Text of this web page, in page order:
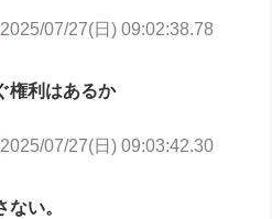
2025/07/27(日) 09:02:38.78
権利はあるか
2025/07/27(日) 09:03:42.30
い。